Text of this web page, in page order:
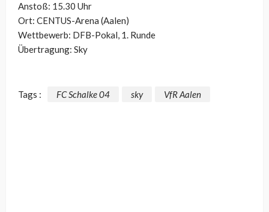
Anstoß: 15.30 Uhr
Ort: CENTUS-Arena (Aalen)
Wettbewerb: DFB-Pokal, 1. Runde
Übertragung: Sky
Tags : FC Schalke 04 sky VfR Aalen